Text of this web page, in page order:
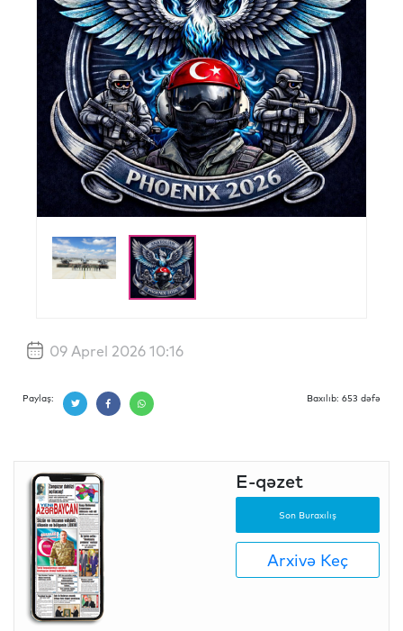
Previous
09 Aprel 2026 10:16
Paylaş: Baxılıb: 653 dəfə
E-qəzet
Son Buraxılış
Arxivə Keç